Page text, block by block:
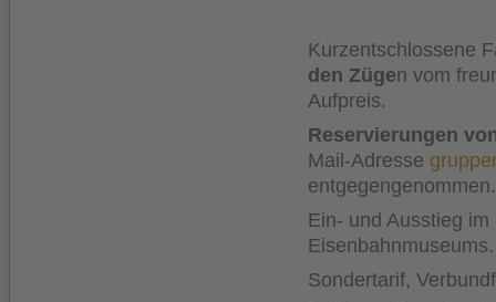
Kurzentschlossene
den Zügen vom
Aufpreis.
Reservierungen
Mail-Adresse
entgegengenommen.
Ein- und Ausstieg
Eisenbahnmuseums.
Sondertarif,